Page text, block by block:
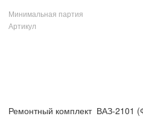
Минимальная партия
Артикул
Ремонтный комплект ВАЗ-2101